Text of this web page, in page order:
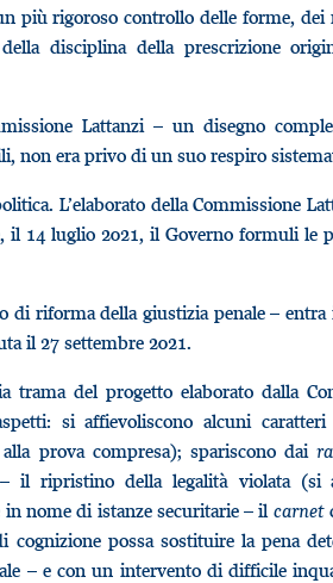
più rigoroso controllo delle forme, dei
disciplina della prescrizione
Lattanzi – un disegno
non era privo di un suo respiro
L’elaborato della Commissione
il 14 luglio 2021, il Governo formuli le
di riforma della giustizia penale – entra
il 27 settembre 2021.
del progetto elaborato dalla
si affievoliscono alcuni caratteri
prova compresa); spariscono dai
il ripristino della legalità violata (si
in nome di istanze securitarie – il carnet
possa sostituire la pena
– e con un intervento di difficile